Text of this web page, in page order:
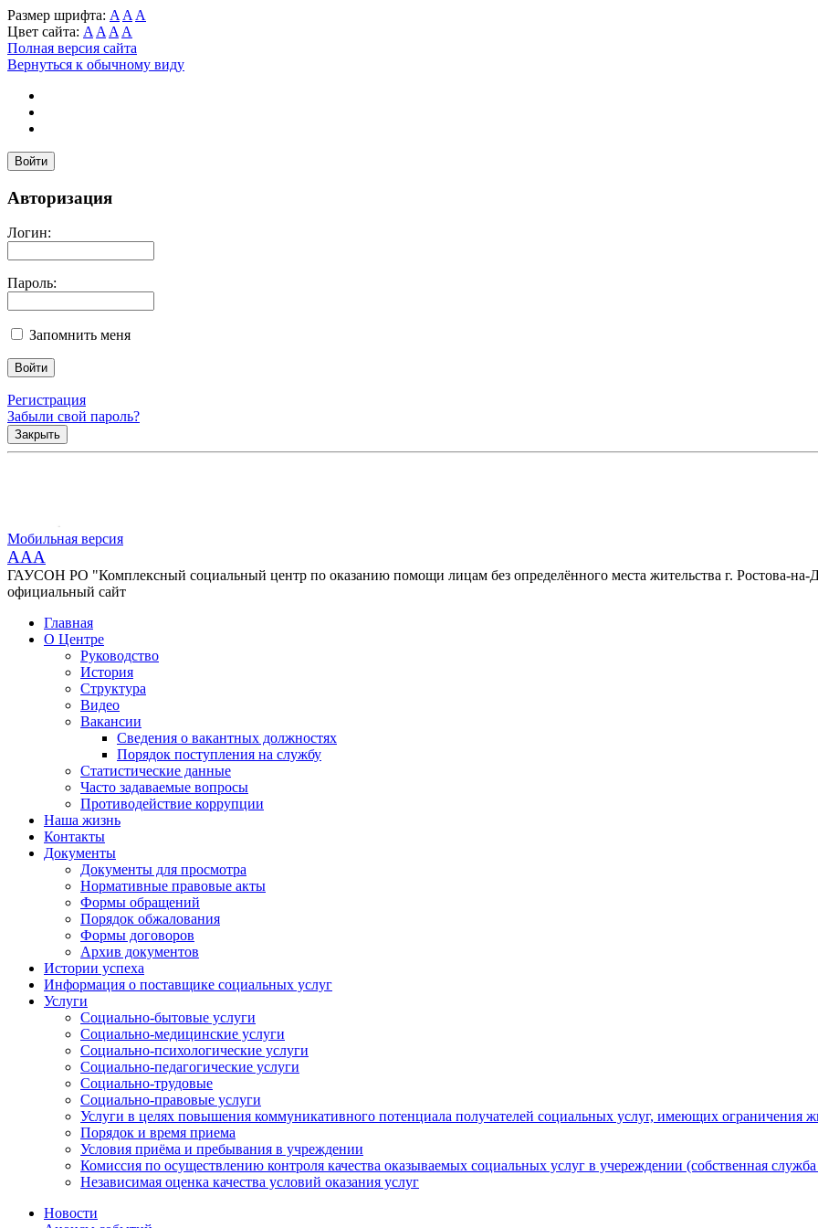
Размер шрифта: A A A
Цвет сайта: A A A A
Полная версия сайта
Вернуться к обычному виду
Войти
Авторизация
Логин:
Пароль:
Запомнить меня
Регистрация
Забыли свой пароль?
Закрыть
Мобильная версия
AAA
ГАУСОН РО "Комплексный социальный центр по оказанию помощи лицам без определённого места жительства г. Ростова-на-
официальный сайт
Главная
О Центре
Руководство
История
Структура
Видео
Вакансии
Сведения о вакантных должностях
Порядок поступления на службу
Статистические данные
Часто задаваемые вопросы
Противодействие коррупции
Наша жизнь
Контакты
Документы
Документы для просмотра
Нормативные правовые акты
Формы обращений
Порядок обжалования
Формы договоров
Архив документов
Истории успеха
Информация о поставщике социальных услуг
Услуги
Социально-бытовые услуги
Социально-медицинские услуги
Социально-психологические услуги
Социально-педагогические услуги
Социально-трудовые
Социально-правовые услуги
Услуги в целях повышения коммуникативного потенциала получателей социальных услуг, имеющих ограничения
Порядок и время приема
Условия приёма и пребывания в учреждении
Комиссия по осуществлению контроля качества оказываемых социальных услуг в учереждении (собственная
Независимая оценка качества условий оказания услуг
Новости